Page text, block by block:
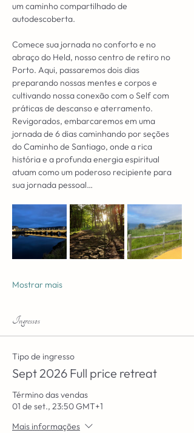
um caminho compartilhado de
autodescoberta.
Comece sua jornada no conforto e no
abraço do Held, nosso centro de retiro no
Porto. Aqui, passaremos dois dias
preparando nossas mentes e corpos e
cultivando nossa conexão com o Self com
práticas de descanso e aterramento.
Revigorados, embarcaremos em uma
jornada de 6 dias caminhando por seções
do Caminho de Santiago, onde a rica
história e a profunda energia espiritual
atuam como um poderoso recipiente para
sua jornada pessoal…
Mostrar mais
Ingressos
Tipo de ingresso
Sept 2026 Full price retreat
Término das vendas
01 de set., 23:50 GMT+1
Mais informações